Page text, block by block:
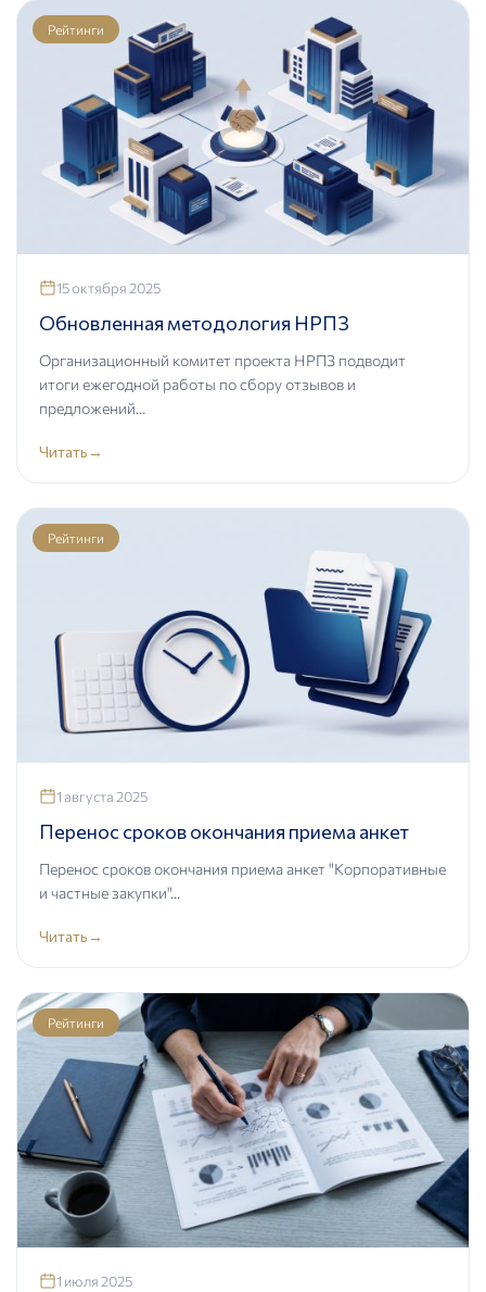
Рейтинги
15 октября 2025
Обновленная методология НРПЗ
Организационный комитет проекта НРПЗ подводит
итоги ежегодной работы по сбору отзывов и
предложений...
Читать→
Рейтинги
1 августа 2025
Перенос сроков окончания приема анкет
Перенос сроков окончания приема анкет "Корпоративные
и частные закупки"...
Читать→
Рейтинги
1 июля 2025